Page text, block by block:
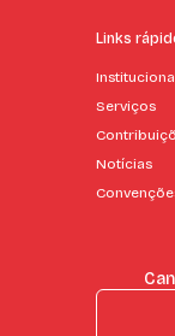
Links
Serviços
Notícias